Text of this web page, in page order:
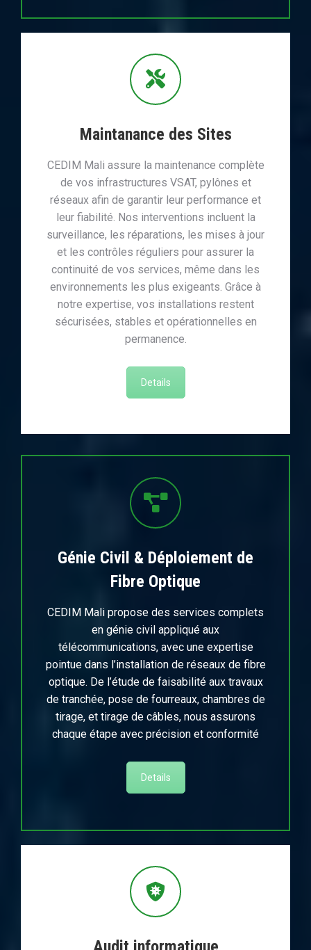
Maintanance des Sites
CEDIM Mali assure la maintenance complète
de vos infrastructures VSAT, pylônes et
réseaux afin de garantir leur performance et
leur fiabilité. Nos interventions incluent la
surveillance, les réparations, les mises à jour
et les contrôles réguliers pour assurer la
continuité de vos services, même dans les
environnements les plus exigeants. Grâce à
notre expertise, vos installations restent
sécurisées, stables et opérationnelles en
permanence.
Details
Génie Civil & Déploiement de
Fibre Optique
CEDIM Mali propose des services complets
en génie civil appliqué aux
télécommunications, avec une expertise
pointue dans l’installation de réseaux de fibre
optique. De l’étude de faisabilité aux travaux
de tranchée, pose de fourreaux, chambres de
tirage, et tirage de câbles, nous assurons
chaque étape avec précision et conformité
Details